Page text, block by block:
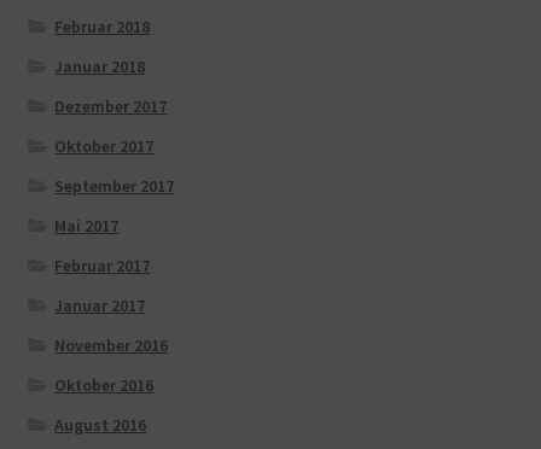
Februar 2018
Januar 2018
Dezember 2017
Oktober 2017
September 2017
Mai 2017
Februar 2017
Januar 2017
November 2016
Oktober 2016
August 2016